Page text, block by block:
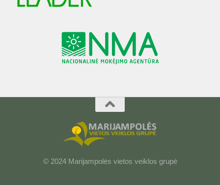
© 2024 Marijampolės vietos veiklos grupė